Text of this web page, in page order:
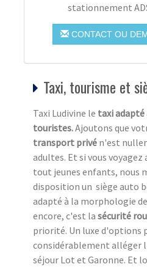
stationnement
CONTACT OU
Taxi, tourisme et
Taxi Ludivine le taxi
touristes.Ajoutons que
transport privé n'est
adultes. Et si vous voyagez
tout jeunes enfants, nous
disposition un siège auto
adapté à la morphologie
encore, c'est la sécurité
priorité. Un luxe d'options
considérablement alléger
séjour Lot et Garonne. Et